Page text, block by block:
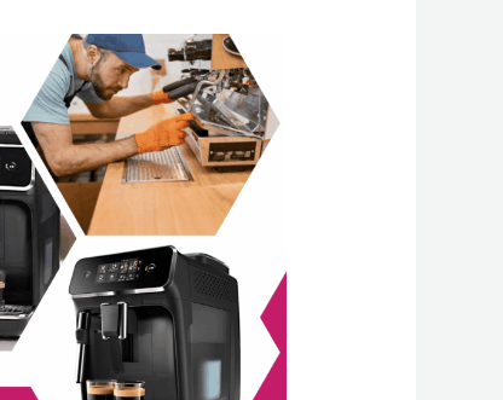
مكائن
القهوة
بحائل
0551154864
–
شركة
العربي